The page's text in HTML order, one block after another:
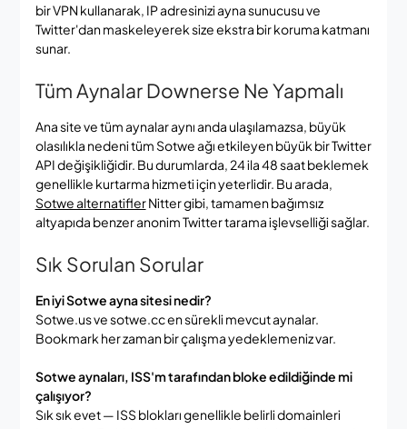
bir VPN kullanarak, IP adresinizi ayna sunucusu ve
Twitter'dan maskeleyerek size ekstra bir koruma katmanı
sunar.
Tüm Aynalar Downerse Ne Yapmalı
Ana site ve tüm aynalar aynı anda ulaşılamazsa, büyük
olasılıkla nedeni tüm Sotwe ağı etkileyen büyük bir Twitter
API değişikliğidir. Bu durumlarda, 24 ila 48 saat beklemek
genellikle kurtarma hizmeti için yeterlidir. Bu arada,
Sotwe alternatiflerNitter gibi, tamamen bağımsız
altyapıda benzer anonim Twitter tarama işlevselliği sağlar.
Sık Sorulan Sorular
En iyi Sotwe ayna sitesi nedir?
Sotwe.us ve sotwe.cc en sürekli mevcut aynalar.
Bookmark her zaman bir çalışma yedeklemeniz var.
Sotwe aynaları, ISS'm tarafından bloke edildiğinde mi
çalışıyor?
Sık sık evet — ISS blokları genellikle belirli domainleri